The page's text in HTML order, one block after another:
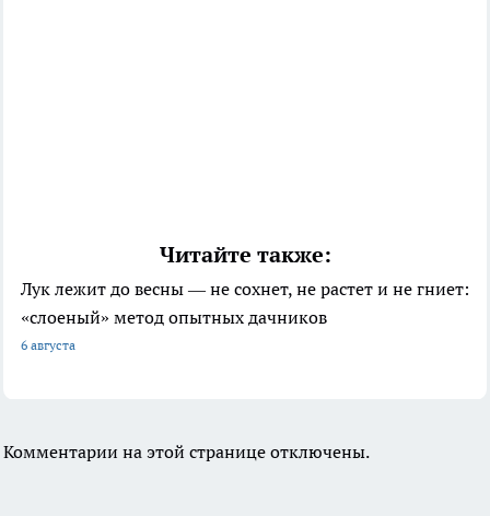
Читайте также:
Лук лежит до весны — не сохнет, не растет и не гниет:
«слоеный» метод опытных дачников
6 августа
Комментарии на этой странице отключены.